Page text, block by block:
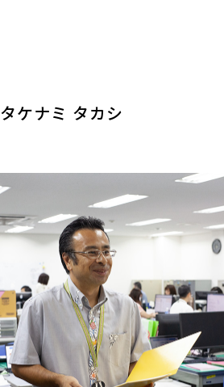
タケナミ タカシ